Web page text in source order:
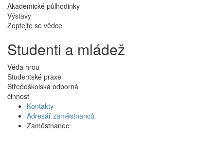
Akademické půlhodinky
Výstavy
Zeptejte se vědce
Studenti a mládež
Věda hrou
Studentské praxe
Středoškolská odborná
činnost
Kontakty
Adresář zaměstnanců
Zaměstnanec